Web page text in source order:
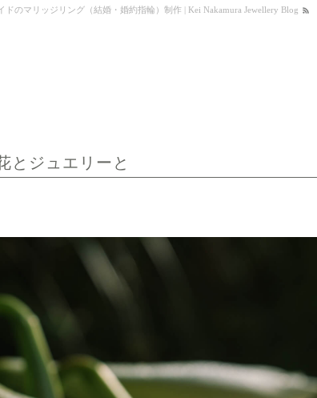
のマリッジリング（結婚・婚約指輪）制作 | Kei Nakamura Jewellery Blog
ジュエリーと